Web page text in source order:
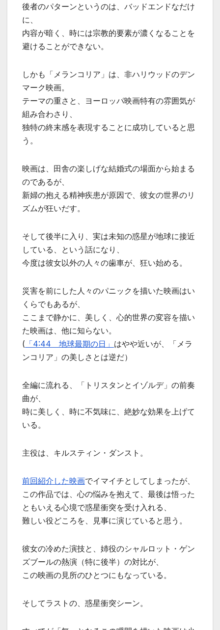
後者のパターンというのは、バッドエンドなだけ
に、
内容が暗く、時には宗教的要素が濃くなることを
避けることができない。
しかも「メランコリア」は、非ハリウッドのデン
マーク映画。
テーマの重さと、ヨーロッパ映画特有の雰囲気が
組み合わさり、
独特の終末感を表現することに成功していると思
う。
映画は、田舎の楽しげな結婚式の場面から始まる
のであるが、
新婦の抱える精神疾患が原因で、彼女の世界のリ
ズムが狂いだす。
そして後半に入り、実は未知の惑星が地球に接近
している、という話になり、
今度は彼女以外の人々の歯車が、狂い始める。
災害を前にした人々のパニックを描いた映画はい
くらでもあるが、
ここまで静かに、美しく、心的世界の変容を描い
た映画は、他に知らない。
( 「4:44 地球最期の日」 はやや近いが、「メラ
ンコリア」の美しさとは逆だ）
全編に流れる、「トリスタンとイゾルデ」の前奏
曲が、
時に美しく、時に不気味に、絶妙な効果を上げて
いる。
主役は、キルスティン・ダンスト。
前回紹介した映画でイマイチとしてしまったが、
この作品では、心の悩みを抱えて、最後は悟った
ともいえる心境で惑星衝突を受け入れる、
難しい役どころを、見事に演じていると思う。
彼女の冷めた演技と、姉役のシャルロット・ゲン
ズブールの熱演（特に後半）の対比が、
この映画の見所のひとつにもなっている。
そしてラストの、惑星衝突シーン。